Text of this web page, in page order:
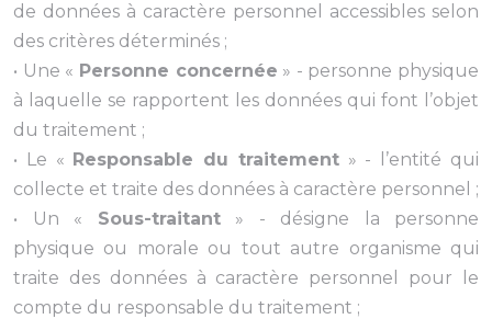
de données à caractère personnel accessibles selon
des critères déterminés ;
• Une « Personne concernée » - personne physique
à laquelle se rapportent les données qui font l’objet
du traitement ;
• Le « Responsable du traitement» - l’entité qui
collecte et traite des données à caractère personnel ;
• Un « Sous-traitant» - désigne la personne
physique ou morale ou tout autre organisme qui
traite des données à caractère personnel pour le
compte du responsable du traitement ;